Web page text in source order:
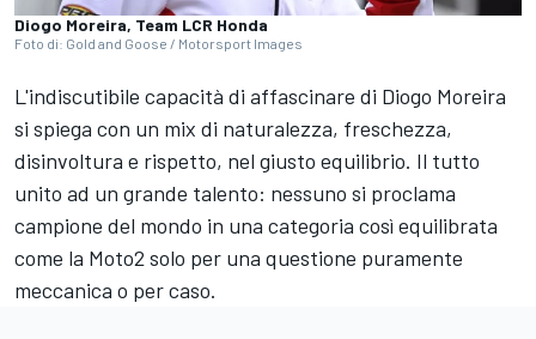
Diogo Moreira, Team LCR Honda
Foto di: Gold and Goose / Motorsport Images
L'indiscutibile capacità di affascinare di Diogo Moreira
si spiega con un mix di naturalezza, freschezza,
disinvoltura e rispetto, nel giusto equilibrio. Il tutto
unito ad un grande talento: nessuno si proclama
campione del mondo in una categoria così equilibrata
come la Moto2 solo per una questione puramente
meccanica o per caso.